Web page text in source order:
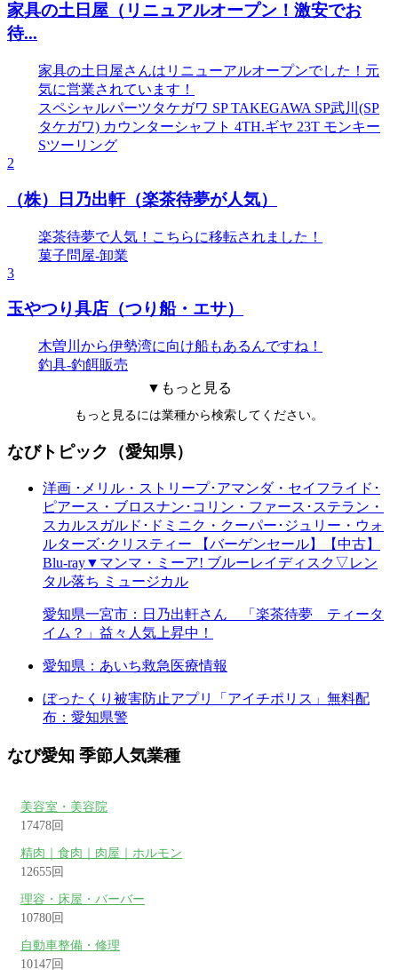
家具の土日屋（リニュアルオープン！激安でお
待...
家具の土日屋さんはリニューアルオープンでした！元
気に営業されています！
スペシャルパーツタケガワ SP TAKEGAWA SP武川(SP
タケガワ) カウンターシャフト 4TH.ギヤ 23T モンキー
Sツーリング
2
（株）日乃出軒（楽茶待夢が人気）
楽茶待夢で人気！こちらに移転されました！
菓子問屋-卸業
3
玉やつり具店（つり船・エサ）
木曽川から伊勢湾に向け船もあるんですね！
釣具-釣餌販売
▼もっと見る
もっと見るには業種から検索してください。
なびトピック（愛知県）
洋画 ･メリル・ストリープ･アマンダ・セイフライド･
ピアース・ブロスナン･コリン・ファース･ステラン・
スカルスガルド･ドミニク・クーパー･ジュリー・ウォ
ルターズ･クリスティー 【バーゲンセール】【中古】
Blu-ray▼マンマ・ミーア! ブルーレイディスク▽レン
タル落ち ミュージカル
愛知県一宮市：日乃出軒さん 「楽茶待夢 ティータ
イム？」益々人気上昇中！
愛知県：あいち救急医療情報
ぼったくり被害防止アプリ「アイチポリス」無料配
布：愛知県警
なび愛知 季節人気業種
美容室・美容院
17478回
精肉｜食肉｜肉屋｜ホルモン
12655回
理容・床屋・バーバー
10780回
自動車整備・修理
10147回